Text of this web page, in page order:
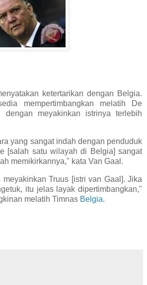
ketertarikan dengan Belgia.
mempertimbangkan melatih De
dengan meyakinkan istrinya terlebih
yang sangat indah dengan penduduk
[salah satu wilayah di Belgia] sangat
memikirkannya," kata Van Gaal.
Truus [istri van Gaal]. Jika
itu jelas layak dipertimbangkan,"
melatih Timnas Belgia.